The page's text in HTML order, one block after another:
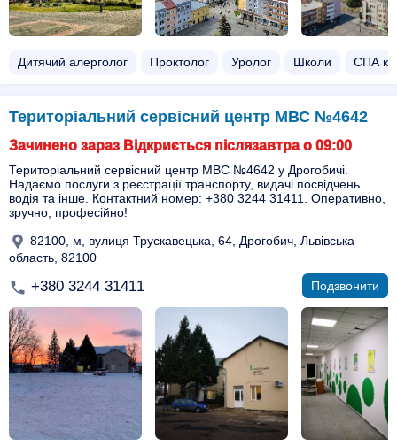
Дитячий алерголог Проктолог Уролог Школи СПА
Територіальний сервісний центр МВС №4642
Зачинено зараз Відкриється післязавтра о 09:00
Територіальний сервісний центр МВС №4642 у Дрогобичі.
Надаємо послуги з реєстрації транспорту, видачі посвідчень
водія та інше. Контактний номер: +380 3244 31411. Оперативно,
зручно, професійно!
82100, м, вулиця Трускавецька, 64, Дрогобич, Львівська
область, 82100
+380 3244 31411 Подзвонити